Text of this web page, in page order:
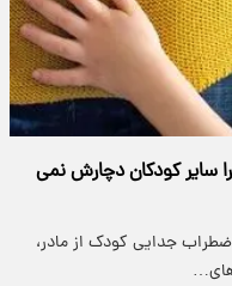
سایر کودکان دچارش نمی
جدایی کودک از مادر،